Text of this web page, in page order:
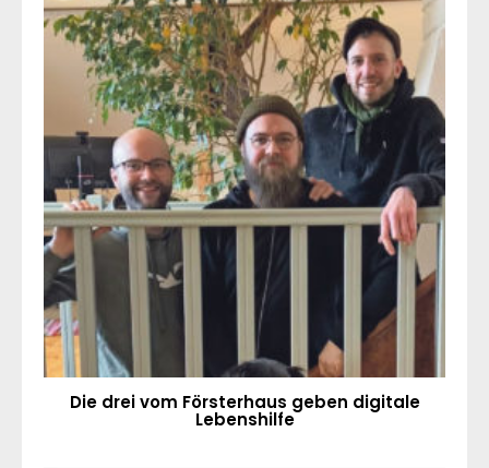
Die drei vom Försterhaus geben digitale
Lebenshilfe